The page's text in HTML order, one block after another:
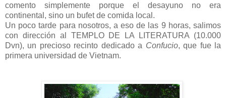
comento simplemente porque el desayuno no era
continental, sino un bufet de comida local.
Un poco tarde para nosotros, a eso de las 9 horas, salimos
con dirección al TEMPLO DE LA LITERATURA (10.000
Dvn), un precioso recinto dedicado a Confucio, que fue la
primera universidad de Vietnam.